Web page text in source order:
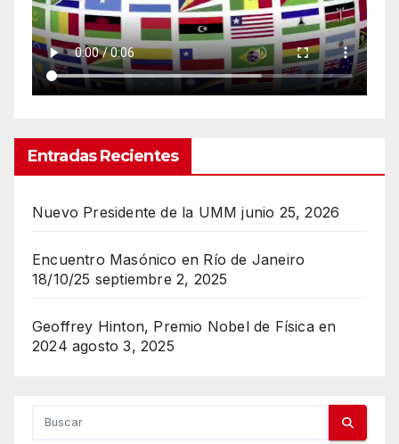
Entradas Recientes
Nuevo Presidente de la UMM junio 25, 2026
Encuentro Masónico en Río de Janeiro
18/10/25 septiembre 2, 2025
Geoffrey Hinton, Premio Nobel de Física en
2024 agosto 3, 2025